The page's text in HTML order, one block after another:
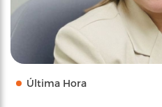
Última Hora